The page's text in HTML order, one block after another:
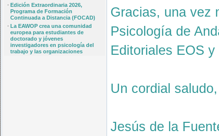
· Edición Extraordinaria 2026,
Programa de Formación
Continuada a Distancia (FOCAD)
· La EAWOP crea una comunidad
europea para estudiantes de
doctorado y jóvenes
investigadores en psicología del
trabajo y las organizaciones
Gracias, una vez
Psicología de
Editoriales EOS
Un cordial saludo,
Jesús de la